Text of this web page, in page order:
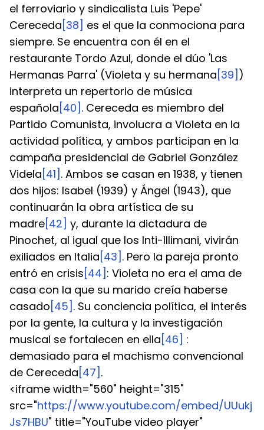
el ferroviario y sindicalista Luis 'Pepe'
Cereceda [38] es el que la conmociona para
siempre. Se encuentra con él en el
restaurante Tordo Azul, donde el dúo 'Las
Hermanas Parra' (Violeta y su hermana [39] )
interpreta un repertorio de música
española [40] . Cereceda es miembro del
Partido Comunista, involucra a Violeta en la
actividad política, y ambos participan en la
campaña presidencial de Gabriel González
Videla [41] . Ambos se casan en 1938, y tienen
dos hijos: Isabel (1939) y Ángel (1943), que
continuarán la obra artística de su
madre[42] y, durante la dictadura de
Pinochet, al igual que los Inti-Illimani, vivirán
exiliados en Italia [43] . Pero la pareja pronto
entró en crisis [44] : Violeta no era el ama de
casa con la que su marido creía haberse
casado [45] . Su conciencia política, el interés
por la gente, la cultura y la investigación
musical se fortalecen en ella [46] :
demasiado para el machismo convencional
de Cereceda [47] .
<iframe width="560" height="315"
src="https://www.youtube.com/embed/UUukj
Js7HBU" title="YouTube video player"